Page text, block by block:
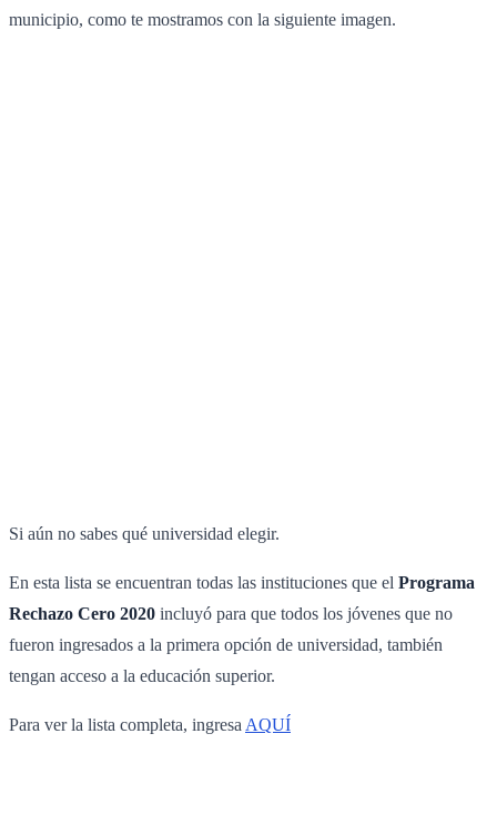
municipio, como te mostramos con la siguiente imagen.
Si aún no sabes qué universidad elegir.
En esta lista se encuentran todas las instituciones que el Programa
Rechazo Cero 2020 incluyó para que todos los jóvenes que no
fueron ingresados a la primera opción de universidad, también
tengan acceso a la educación superior.
Para ver la lista completa, ingresa AQUÍ